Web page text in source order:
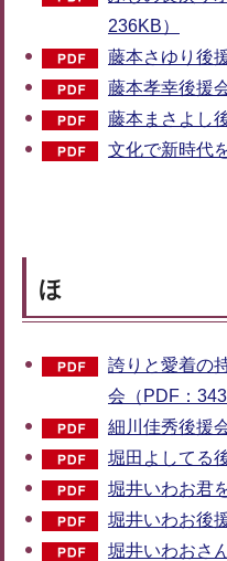
236KB）
藤本さゆり後
藤本孝幸後援
藤本まさよし
文化で新時代
ほ
誇りと愛着の
会（PDF：
細川佳秀後援
堀田よしてる
堀井いわお君
堀井いわお後
堀井いわおさ